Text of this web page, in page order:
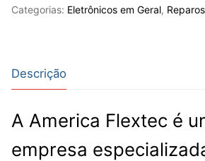
Categorias: Eletrônicos em Geral, Reparos
Descrição
A America Flextec é
empresa